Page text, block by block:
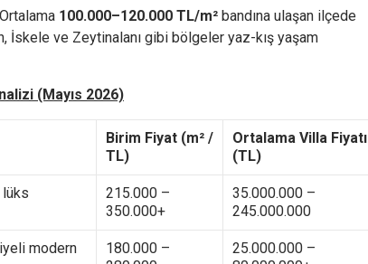
100.000–120.000 TL/m² bandına ulaşan ilçede
ve Zeytinalanı gibi bölgeler yaz-kış yaşam
(Mayıs 2026)
Birim Fiyat (m² /
TL)
Ortalama Villa Fiyatı
(TL)
lüks
215.000 –
350.000+
35.000.000 –
245.000.000
modern
180.000 –
25.000.000 –